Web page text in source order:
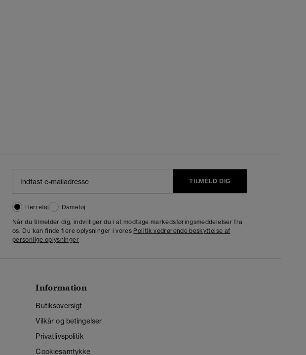
TILMELD DIG
Herretøj
Dametøj
Når du tilmelder dig, indvilliger du i at modtage markedsføringsmeddelelser fra
os. Du kan finde flere oplysninger i vores Politik vedrørende beskyttelse af
personlige oplysninger
Information
Butiksoversigt
Vilkår og betingelser
Privatlivspolitik
Cookiesamtykke